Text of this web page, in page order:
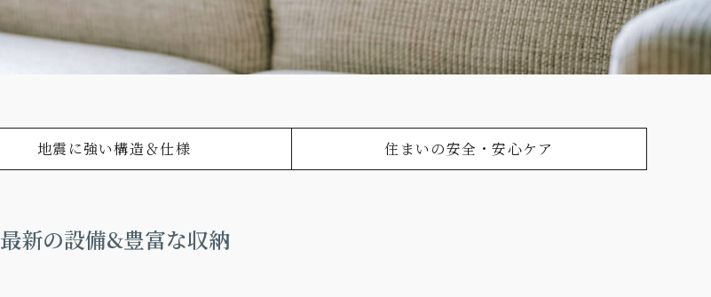
地震に強い構造＆仕様 住まいの安全・安心ケア
最新の設備&豊富な収納